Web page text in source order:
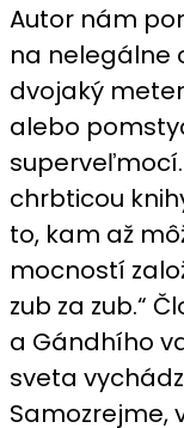
Autor nám
na nelegálne
dvojaký
alebo
chrbticou
to, kam až
mocností
zub za zub.“
a Gándhího
sveta
Samozrejme,